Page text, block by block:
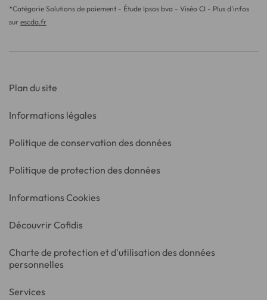
*Catégorie Solutions de paiement - Étude Ipsos bva - Viséo CI - Plus d'infos
sur escda.fr
Plan du site
Informations légales
Politique de conservation des données
Politique de protection des données
Informations Cookies
Découvrir Cofidis
Charte de protection et d'utilisation des données
personnelles
Services